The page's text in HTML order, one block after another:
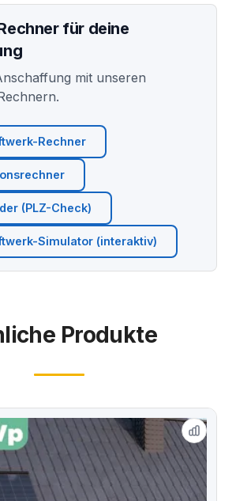
für deine
mit unseren
Rechner
(PLZ-Check)
Simulator (interaktiv)
Produkte